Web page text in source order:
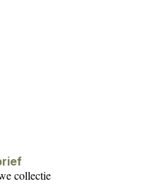
collectie